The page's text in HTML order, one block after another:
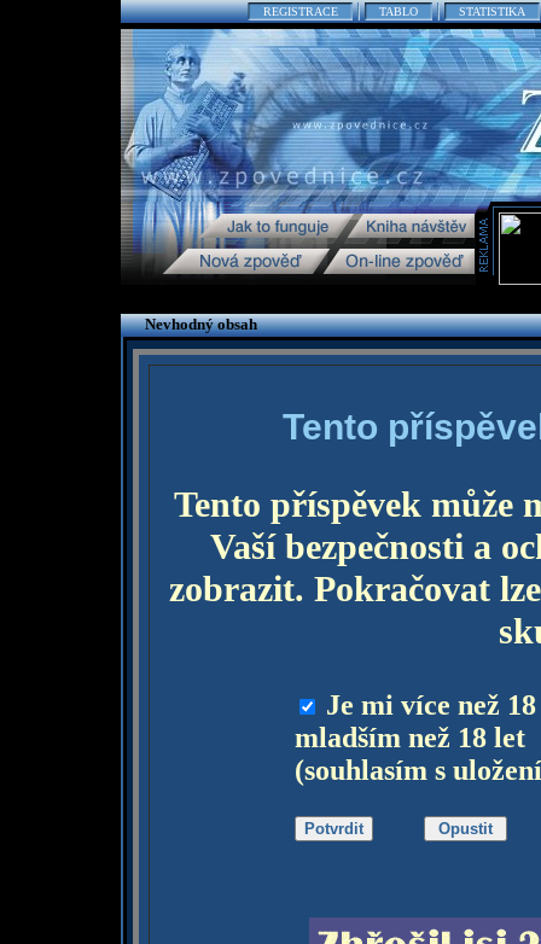
REGISTRACE TABLO STATISTIKA
Nevhodný obsah
Tento
Tento příspěvek může
Vaší bezpečnosti a
zobrazit. Pokračovat
Je mi více než
mladším než 18 let
(souhlasím s